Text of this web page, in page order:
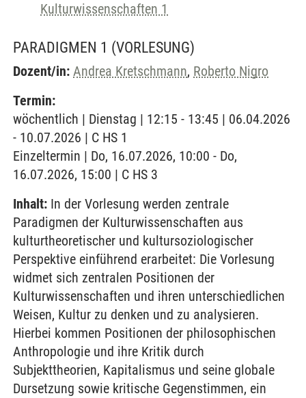
Kulturwissenschaften 1
PARADIGMEN 1 (VORLESUNG)
Dozent/in: Andrea Kretschmann, Roberto Nigro
Termin:
wöchentlich | Dienstag | 12:15 - 13:45 | 06.04.2026
- 10.07.2026 | C HS 1
Einzeltermin | Do, 16.07.2026, 10:00 - Do,
16.07.2026, 15:00 | C HS 3
Inhalt: In der Vorlesung werden zentrale
Paradigmen der Kulturwissenschaften aus
kulturtheoretischer und kultursoziologischer
Perspektive einführend erarbeitet: Die Vorlesung
widmet sich zentralen Positionen der
Kulturwissenschaften und ihren unterschiedlichen
Weisen, Kultur zu denken und zu analysieren.
Hierbei kommen Positionen der philosophischen
Anthropologie und ihre Kritik durch
Subjekttheorien, Kapitalismus und seine globale
Dursetzung sowie kritische Gegenstimmen, ein